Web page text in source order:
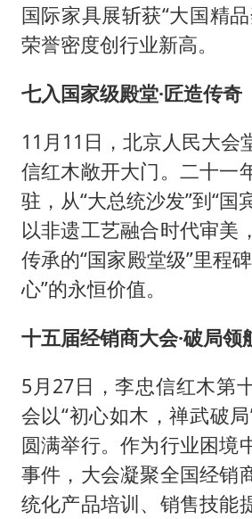
国际家具展斩获“大国精
荣誉密度创行业新高。
七入国家级殿堂·匠造传奇
11月11日，北京人民大会
信红木敞开大门。二十一
驻，从“大总统沙发”到“国
以非遗工艺融合时代审美
传承的“国家殿堂级”里程
心”的永恒价值。
十五届经销商大会·破局领
5月27日，李忠信红木第
会以“初心如木，禅武破
圆满举行。作为行业困境
事件，大会凝聚全国经销
统化产品培训、销售技能